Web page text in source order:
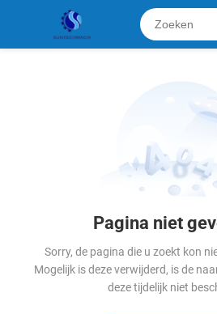
Pagina niet
Sorry, de pagina die u zoekt kon
Mogelijk is deze verwijderd, is de
deze tijdelijk niet